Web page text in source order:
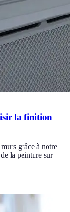
la finition
grâce à notre
la peinture sur